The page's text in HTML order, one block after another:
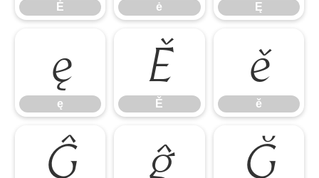
Ė ė Ę
ę
ę
Ě
Ě
ě
ě
Ĝ ĝ Ğ